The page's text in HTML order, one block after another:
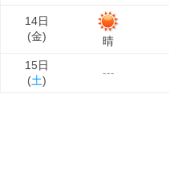
14日
(金) 晴
15日
(土)
---